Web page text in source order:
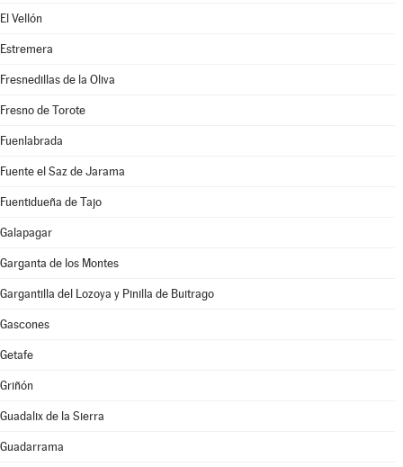
El Vellón
Estremera
Fresnedillas de la Oliva
Fresno de Torote
Fuenlabrada
Fuente el Saz de Jarama
Fuentidueña de Tajo
Galapagar
Garganta de los Montes
Gargantilla del Lozoya y Pinilla de Buitrago
Gascones
Getafe
Griñón
Guadalix de la Sierra
Guadarrama